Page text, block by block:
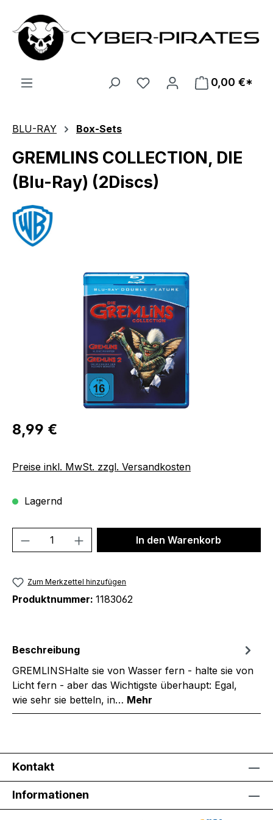
Zum Hauptinhalt springen
0,00 €*
BLU-RAY Box-Sets
GREMLINS COLLECTION, DIE
(Blu-Ray) (2Discs)
Bildergalerie überspringen
Regulärer Preis:
8,99 €
Preise inkl. MwSt. zzgl. Versandkosten
Lagernd
Produkt Anzahl: Gib denIn den Warenkorb
Zum Merkzettel hinzufügen
Produktnummer: 1183062
Beschreibung
GREMLINSHalte sie von Wasser fern - halte sie von
Licht fern - aber das Wichtigste überhaupt: Egal,
wie sehr sie betteln, in… Mehr
Kontakt
Informationen